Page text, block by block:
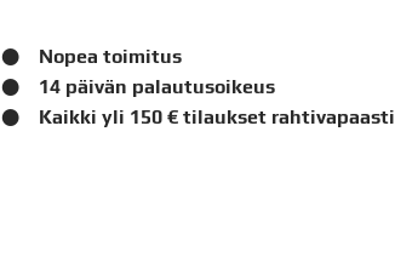
Nopea toimitus
14 päivän palautusoikeus
Kaikki yli 150 € tilaukset rahtivapaasti